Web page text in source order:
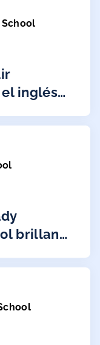
inglés
brillan
Liderar
a